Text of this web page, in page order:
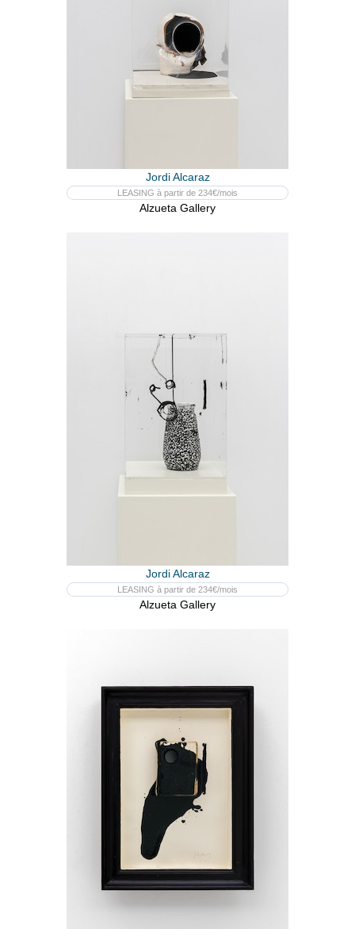
Jordi Alcaraz
LEASING à partir de 234€/mois
Alzueta Gallery
Jordi Alcaraz
LEASING à partir de 234€/mois
Alzueta Gallery